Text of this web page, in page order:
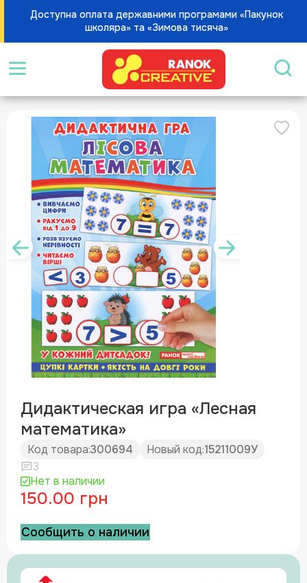
Доступна оплата державними програмами «Пакунок
школяра» та «Зимова тисяча»
Дидактическая игра «Лесная
математика»
Код товара:300694 Новый код:15211009У
3
Нет в наличии
150.00 грн
Сообщить о наличии